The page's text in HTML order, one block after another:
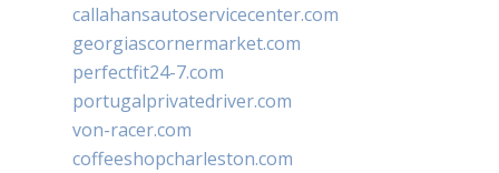
callahansautoservicecenter.com
georgiascornermarket.com
perfectfit24-7.com
portugalprivatedriver.com
von-racer.com
coffeeshopcharleston.com